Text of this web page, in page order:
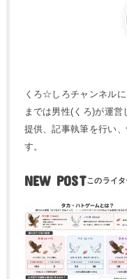
くろ☆しろチャンネル
までは男性(くろ)が運
提供、記事執筆を行い
す。
NEW POST